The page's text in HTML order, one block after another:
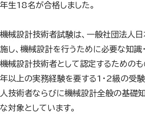
年生18名が合格しました。
機械設計技術者試験は、一般社団法人
施し、機械設計を行うために必要な知識
機械設計技術者として認定するためのも
年以上の実務経験を要する1 ・ 2級の受
人技術者ならびに機械設計全般の基礎
な対象としています。